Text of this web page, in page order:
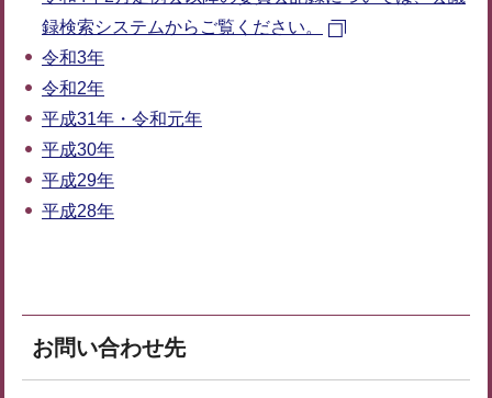
録検索システムからご覧ください。
令和3年
令和2年
平成31年・令和元年
平成30年
平成29年
平成28年
お問い合わせ先